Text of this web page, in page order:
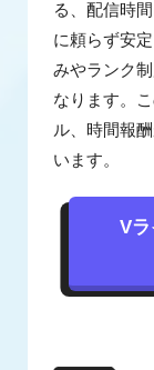
る、配信時
に頼らず安
みやランク
なります。
ル、時間報
います。
V